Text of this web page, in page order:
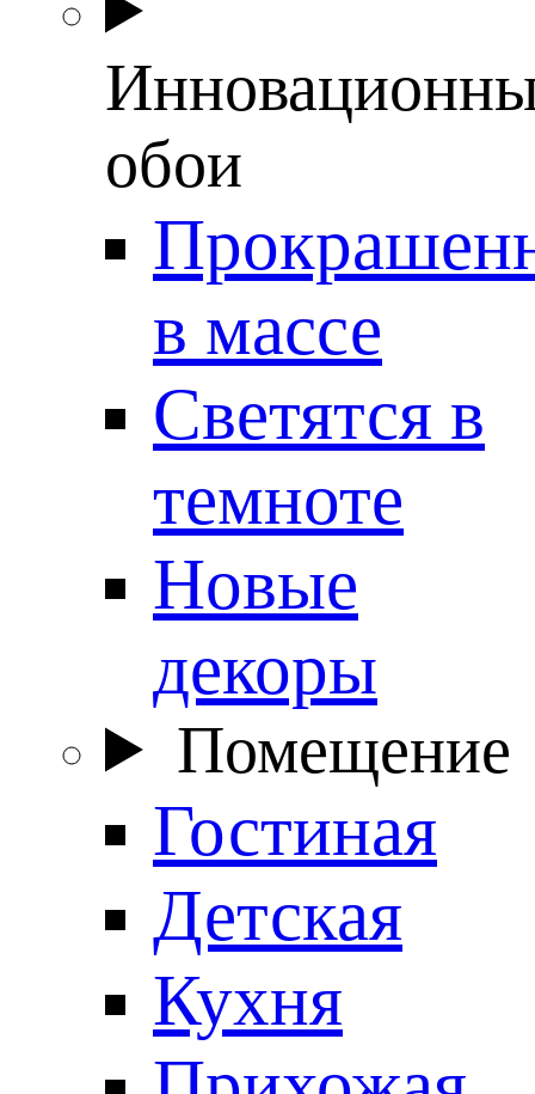
обои
в массе
Светятся в
темноте
Новые
декоры
Помещение
Гостиная
Детская
Кухня